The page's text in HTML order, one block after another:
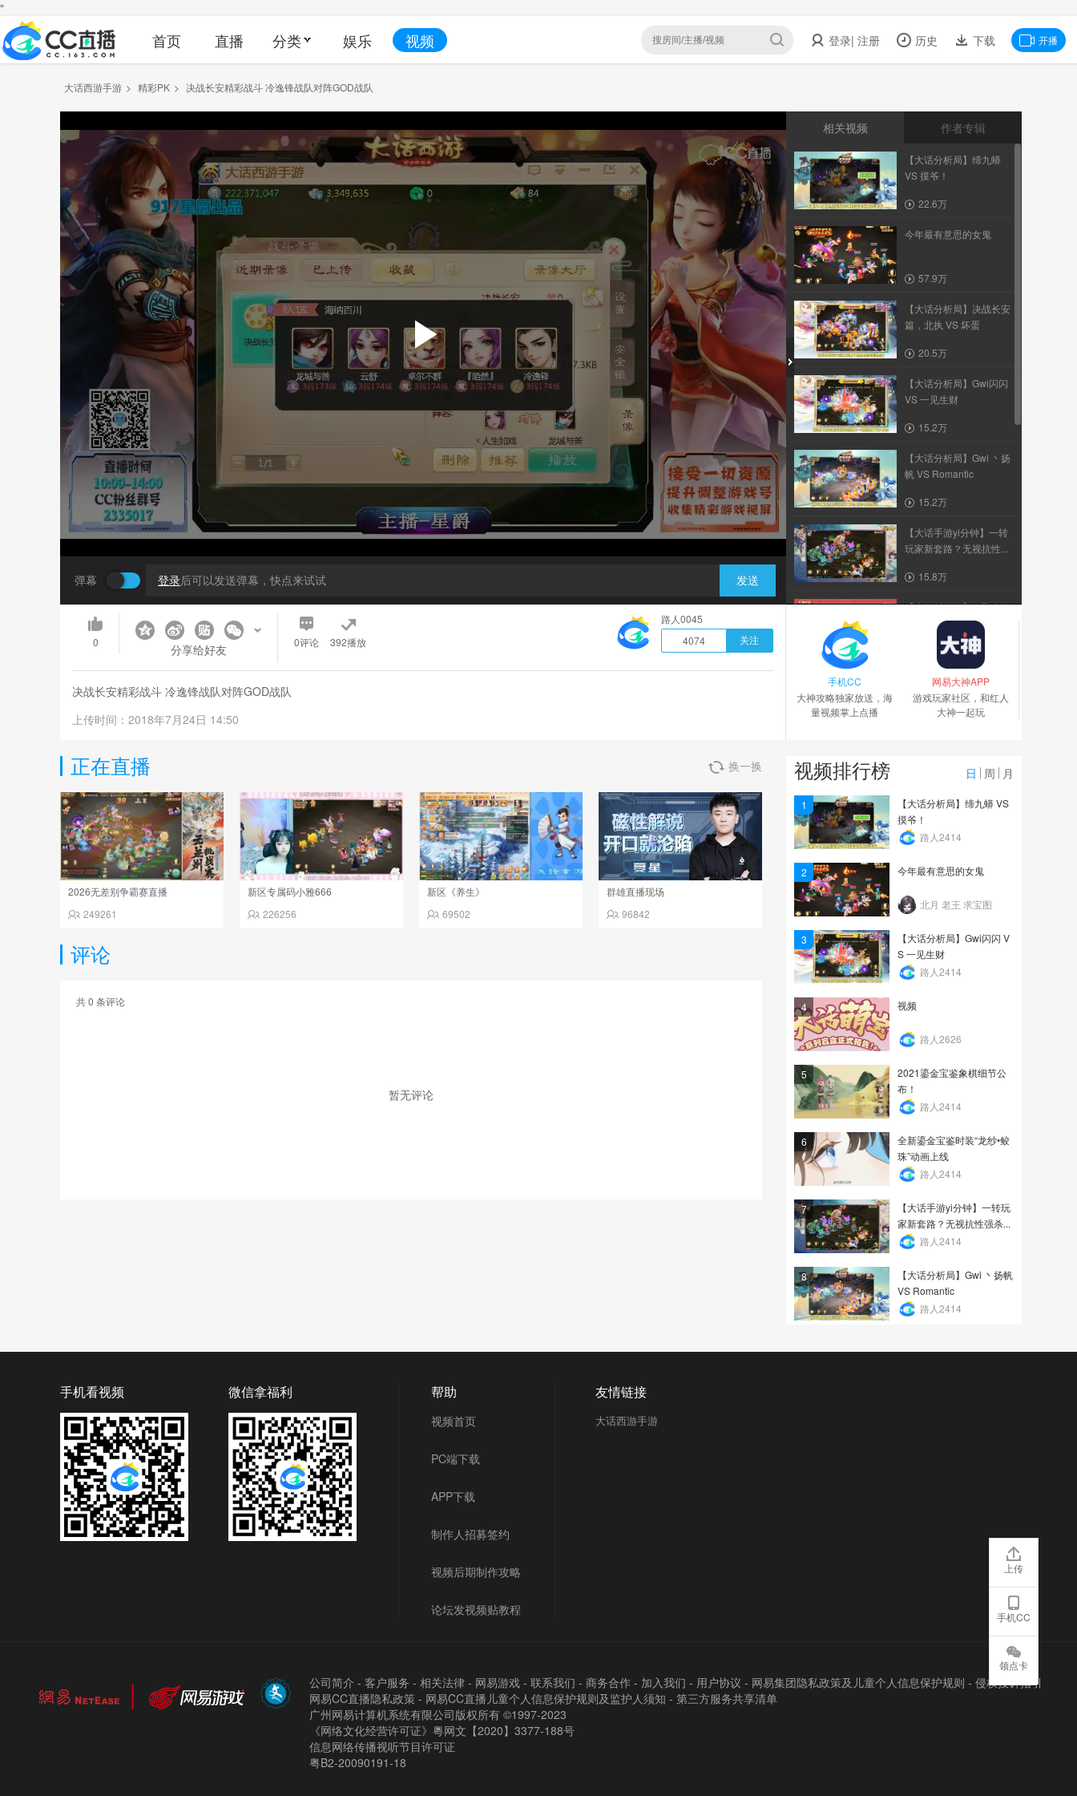
"
首页 直播 分类 娱乐 视频 登录| 注册 历史 下载 开播
大话西游手游 > 精彩PK > 决战长安精彩战斗 冷逸锋战队对阵GOD战队
弹幕 登录后可以发送弹幕，快点来试试 发送
相关视频 作者专辑
【大话分析局】缔九蟒
VS 摸爷！
22.6万
今年最有意思的女鬼
57.9万
【大话分析局】决战长安
篇，北执 VS 坏蛋
20.5万
【大话分析局】Gwi闪闪
VS 一见生财
15.2万
【大话分析局】Gwi 丶扬
帆 VS Romantic
15.2万
【大话手游yi分钟】一转
玩家新套路？无视抗性...
15.8万
【大神帮帮忙】轻取大将
军，大闹天宫玩法攻略
139.5万
【大话手游yi分钟】刑天
配残梦这么diao？带躺...
12.8万
【大话手游yi分钟】主人
你歇着，双龙马跳砍一...
4827
0 分享给好友 0评论 392播放
路人0045
4074
关注
决战长安精彩战斗 冷逸锋战队对阵GOD战队
上传时间：2018年7月24日 14:50
手机CC
大神攻略独家放送，海
量视频掌上点播
网易大神APP
游戏玩家社区，和红人
大神一起玩
换一换
正在直播
2026无差别争霸赛直播
249261
新区专属码小雅666
226256
新区《养生》
69502
群雄直播现场
96842
评论
共0 条评论
暂无评论
视频排行榜 日 周 月
1
【大话分析局】缔九蟒 VS
摸爷！
路人2414
2 今年最有意思的女鬼
北月 老王 求宝图
3
【大话分析局】Gwi闪闪 V
S 一见生财
路人2414
4 视频
路人2626
5
2021鎏金宝鉴象棋细节公
布！
路人2414
6
全新鎏金宝鉴时装“龙纱•鲛
珠”动画上线
路人2414
7
【大话手游yi分钟】一转玩
家新套路？无视抗性强杀...
路人2414
8
【大话分析局】Gwi 丶扬帆
VS Romantic
路人2414
手机看视频 微信拿福利 帮助
视频首页
PC端下载
APP下载
制作人招募签约
视频后期制作攻略
论坛发视频贴教程
友情链接
大话西游手游
公司简介 - 客户服务 - 相关法律 - 网易游戏 - 联系我们 - 商务合作 - 加入我们 - 用户协议 - 网易集团隐私政策及儿童个人信息保护规则 - 侵权投诉指引
网易CC直播隐私政策 - 网易CC直播儿童个人信息保护规则及监护人须知 - 第三方服务共享清单
广州网易计算机系统有限公司版权所有 ©1997-2023
《网络文化经营许可证》粵网文【2020】3377-188号
信息网络传播视听节目许可证
粤B2-20090191-18
上传
手机CC
领点卡